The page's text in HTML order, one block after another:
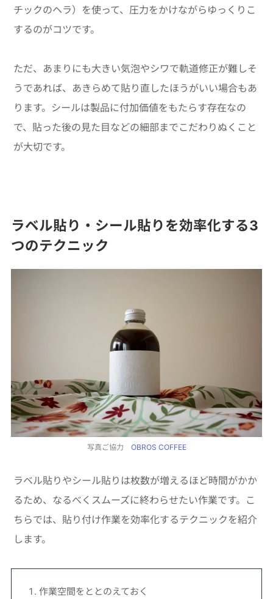
チックのヘラ）を使って、圧力をかけながらゆっくりこ
するのがコツです。
ただ、あまりにも大きい気泡やシワで軌道修正が難しそ
うであれば、あきらめて貼り直したほうがいい場合もあ
ります。シールは製品に付加価値をもたらす存在なの
で、貼った後の見た目などの細部までこだわりぬくこと
が大切です。
ラベル貼り・シール貼りを効率化する3
つのテクニック
写真ご協力 OBROS COFFEE
ラベル貼りやシール貼りは枚数が増えるほど時間がかか
るため、なるべくスムーズに終わらせたい作業です。こ
ちらでは、貼り付け作業を効率化するテクニックを紹介
します。
作業空間をととのえておく